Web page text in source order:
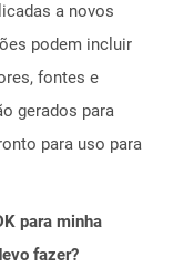
a novos
podem incluir
fontes e
gerados para
para uso para
para minha
fazer?